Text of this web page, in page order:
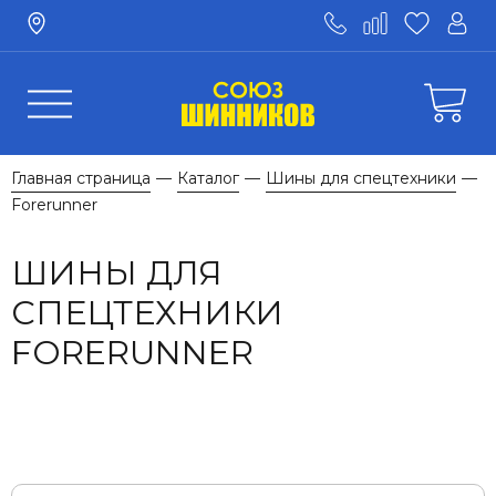
Главная страница — Каталог — Шины для спецтехники —
Forerunner
ШИНЫ ДЛЯ
СПЕЦТЕХНИКИ
FORERUNNER